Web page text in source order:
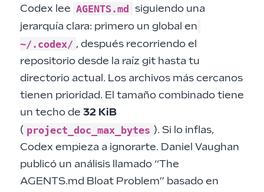
Codex lee AGENTS.md siguiendo una
jerarquía clara: primero un global en
~/.codex/ , después recorriendo el
repositorio desde la raíz git hasta tu
directorio actual. Los archivos más cercanos
tienen prioridad. El tamaño combinado tiene
un techo de 32 KiB
( project_doc_max_bytes ). Si lo inflas,
Codex empieza a ignorarte. Daniel Vaughan
publicó un análisis llamado “The
AGENTS.md Bloat Problem” basado en